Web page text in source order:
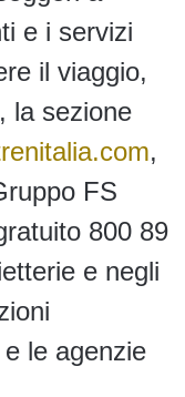
e i servizi
il viaggio,
la sezione
,
FS
800 89
e negli
le agenzie